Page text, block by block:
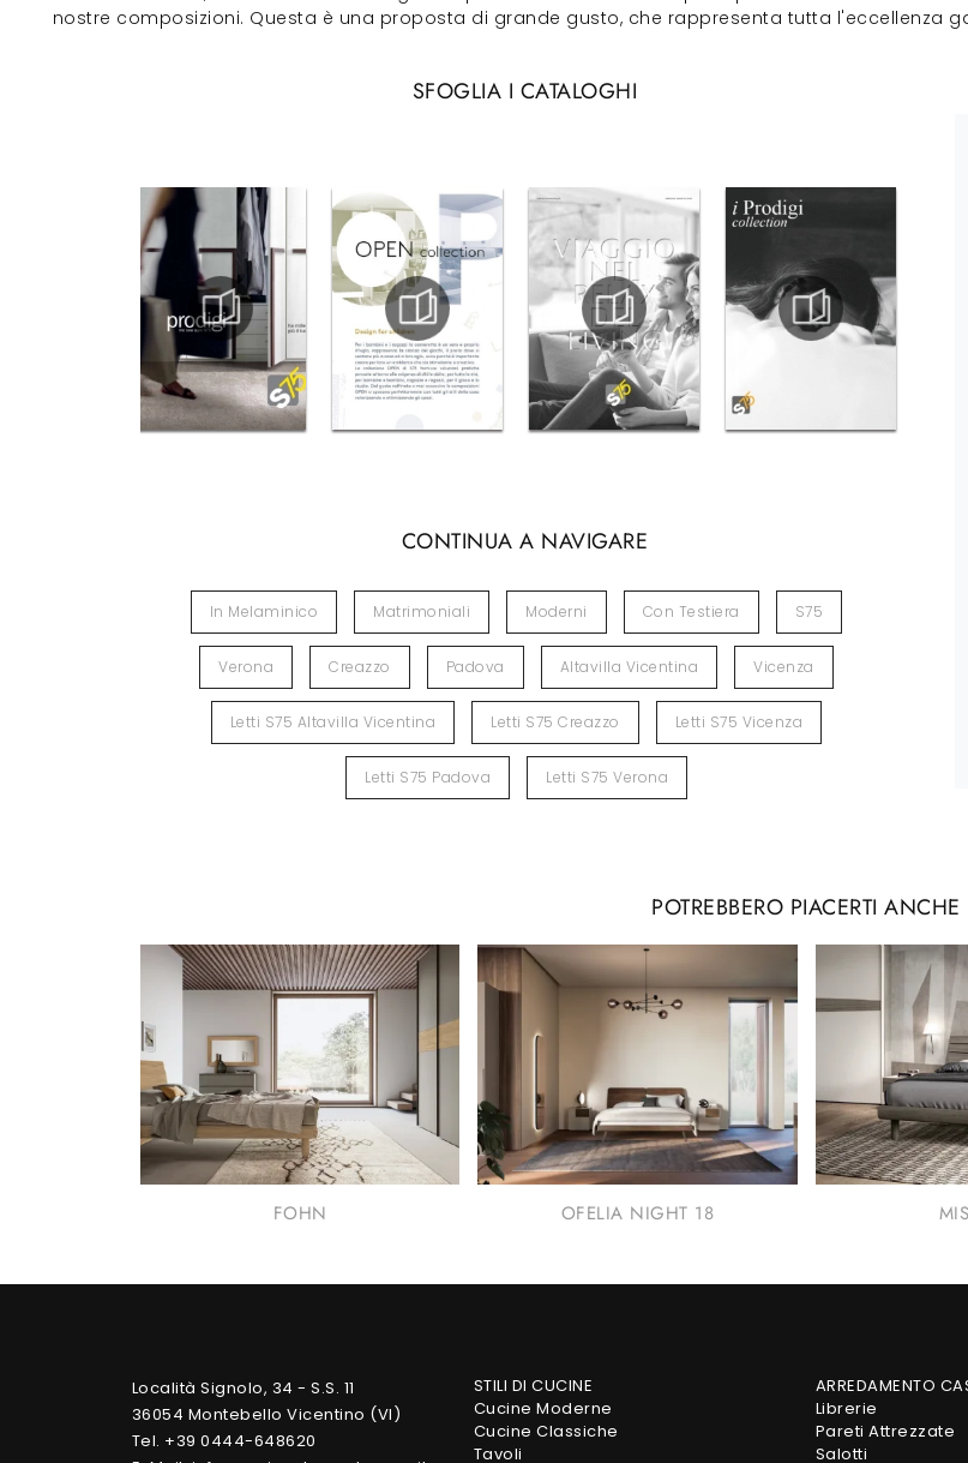
nostre composizioni. Questa è una proposta di grande gusto, che rappresenta tutta l'eccellenza
SFOGLIA I CATALOGHI
CONTINUA A NAVIGARE
In Melaminico Matrimoniali Moderni Con Testiera S75
Verona Creazzo Padova Altavilla Vicentina Vicenza
Letti S75 Altavilla Vicentina Letti S75 Creazzo Letti S75 Vicenza
Letti S75 Padova Letti S75 Verona
POTREBBERO PIACERTI ANCHE
FOHN OFELIA NIGHT 18
Località Signolo, 34 - S.S. 11
36054 Montebello Vicentino (VI)
Tel. +39 0444-648620
STILI DI CUCINE
Cucine Moderne
Cucine Classiche
Tavoli
ARREDAMENTO
Librerie
Pareti Attrezzate
Salotti